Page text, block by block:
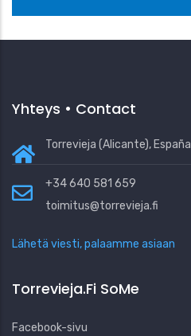
Yhteys • Contact
Torrevieja (Alicante), España
+34 640 581 659
toimitus@torrevieja.fi
Lähetä viesti, palaamme asiaan
Torrevieja.fi SoMe
Facebook-sivu